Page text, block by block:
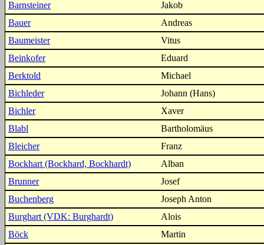
Barnsteiner
Jakob
Bauer
Andreas
Baumeister
Vitus
Beinkofer
Eduard
Berktold
Michael
Bichleder
Johann (Hans)
Bichler
Xaver
Blabl
Bartholomäus
Bleicher
Franz
Bockhart (Bockhard, Bockhardt)
Alban
Brunner
Josef
Buchenberg
Joseph Anton
Burghart (VDK: Burghardt)
Alois
Böck
Martin